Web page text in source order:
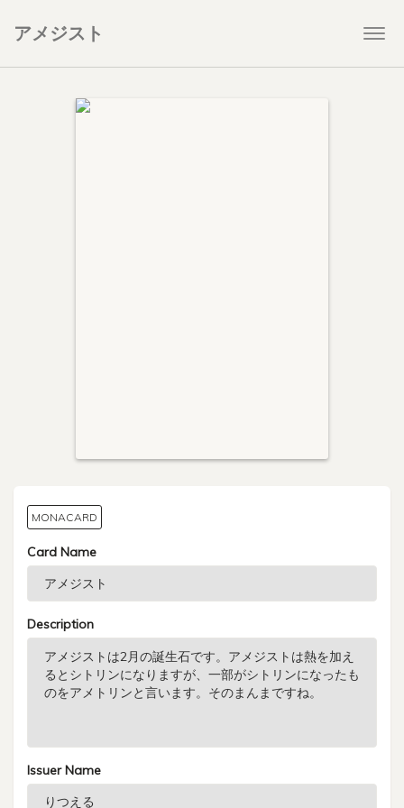
アメジスト
MONACARD
Card Name
Description
Issuer Name